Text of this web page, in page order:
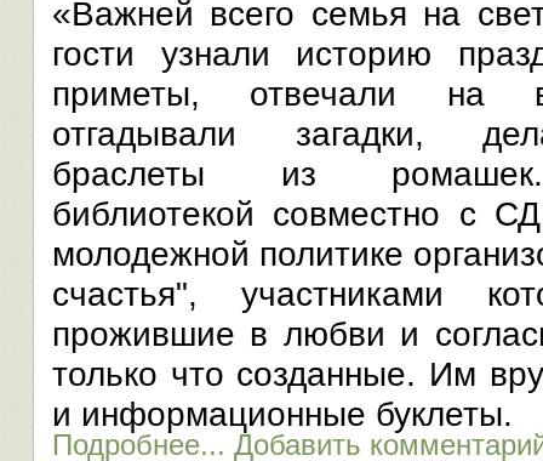
«Важней всего семья на
гости узнали историю
приметы, отвечали на
отгадывали загадки,
браслеты из ромашек.
библиотекой совместно с
молодежной политике
счастья", участниками
прожившие в любви и
только что созданные. Им
и информационные буклеты.
Подробнее... Добавить